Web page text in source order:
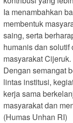
Ia menambahkan
membentuk
saing, serta
humanis dan
masyarakat Cijeruk.
Dengan semangat
lintas institusi,
kerja sama
masyarakat dan
(Humas Unhan RI)